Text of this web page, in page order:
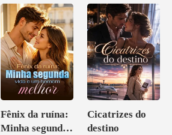
Fênix da ruína:
Minha segunda
Cicatrizes do
destino